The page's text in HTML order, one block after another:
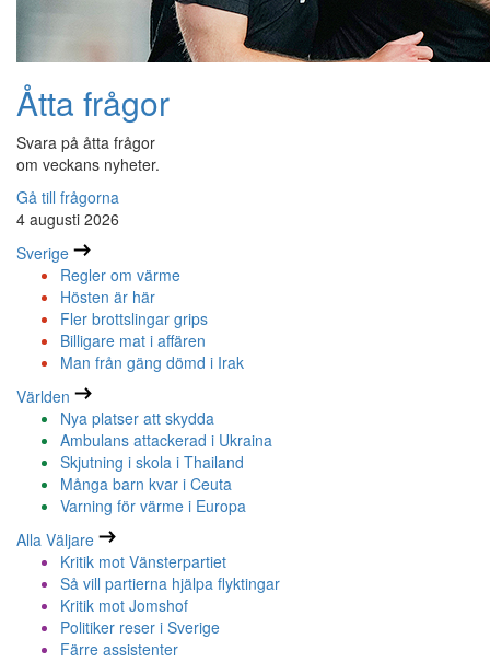
Åtta frågor
Svara på åtta frågor
om veckans nyheter.
Gå till frågorna
4 augusti 2026
Sverige
Regler om värme
Hösten är här
Fler brottslingar grips
Billigare mat i affären
Man från gäng dömd i Irak
Världen
Nya platser att skydda
Ambulans attackerad i Ukraina
Skjutning i skola i Thailand
Många barn kvar i Ceuta
Varning för värme i Europa
Alla Väljare
Kritik mot Vänsterpartiet
Så vill partierna hjälpa flyktingar
Kritik mot Jomshof
Politiker reser i Sverige
Färre assistenter